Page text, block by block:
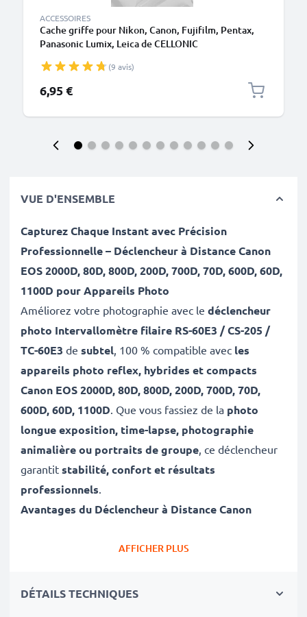
ACCESSOIRES
Cache griffe pour Nikon, Canon, Fujifilm, Pentax,
Panasonic Lumix, Leica de CELLONIC
(9 avis)
6,95 €
VUE D'ENSEMBLE
Capturez Chaque Instant avec Précision
Professionnelle – Déclencheur à DistanceCanon
EOS 2000D, 80D, 800D, 200D, 700D, 70D, 600D, 60D,
1100D pour Appareils Photo
Améliorez votre photographie avec le déclencheur
photo Intervallomètre filaire RS-60E3 / CS-205 /
TC-60E3 de subtel, 100 % compatible avec les
appareils photo reflex, hybrides et compacts
Canon EOS 2000D, 80D, 800D, 200D, 700D, 70D,
600D, 60D, 1100D. Que vous fassiez de la photo
longue exposition, time-lapse, photographie
animalière ou portraits de groupe, ce déclencheur
garantit stabilité, confort et résultats
professionnels.
Avantages du Déclencheur à DistanceCanon
flous. Avec cettetélécommande
AFFICHER PLUS
DÉTAILS TECHNIQUES